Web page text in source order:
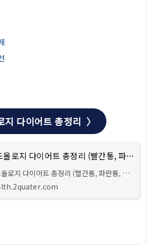
지 다이어트 총정리 〉
푸드올로지 다이어트 총정리 (빨간통, 파란통, 빨간물)
로지 다이어트 총정리 (빨간통, 파란통, 빨
안녕하세요 주선생입니다. 얼마 전에 '세계
학회'에서 발표한 내용에 따르면 현재 전 세계